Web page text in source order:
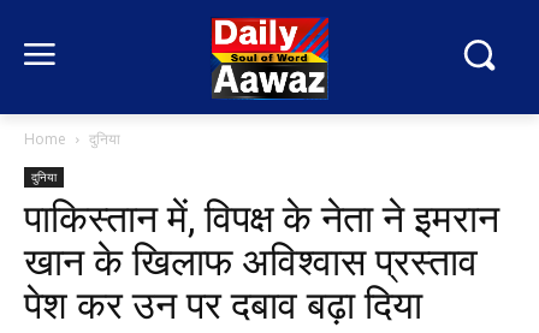
Home दुनिया
दुनिया
पाकिस्तान में, विपक्ष के नेता ने इमरान
खान के खिलाफ अविश्वास प्रस्ताव
पेश कर उन पर दबाव बढ़ा दिया